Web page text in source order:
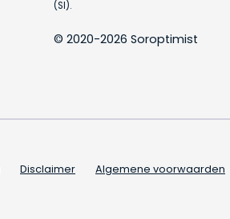
(SI).
© 2020-2026 Soroptimist
Disclaimer Algemene voorwaarden